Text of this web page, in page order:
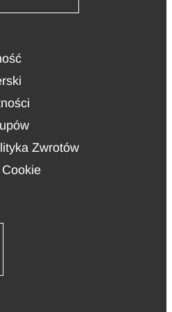
Zwrotów